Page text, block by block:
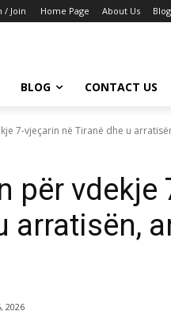
/ Join Home Page About Us Blog
BLOG CONTACT US
7-vjeçarin në Tiranë dhe u
për vdekje
arratisën,
2026